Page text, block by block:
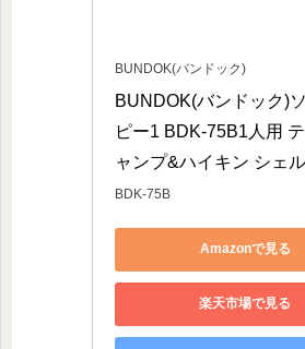
BUNDOK(バンドック)
BUNDOK(バンドック)
ピー1 BDK-75B1人用
ャンプ&ハイキン シェ
BDK-75B
Amazonで見る
楽天市場で見る